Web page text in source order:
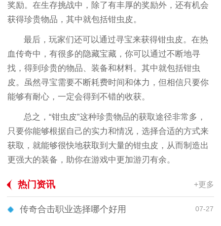
奖励。在生存挑战中，除了有丰厚的奖励外，还有机会
获得珍贵物品，其中就包括钳虫皮。
最后，玩家们还可以通过寻宝来获得钳虫皮。在热
血传奇中，有很多的隐藏宝藏，你可以通过不断地寻
找，得到珍贵的物品、装备和材料。其中就包括钳虫
皮。虽然寻宝需要不断耗费时间和体力，但相信只要你
能够有耐心，一定会得到不错的收获。
总之，“钳虫皮”这种珍贵物品的获取途径非常多，
只要你能够根据自己的实力和情况，选择合适的方式来
获取，就能够很快地获取到大量的钳虫皮，从而制造出
更强大的装备，助你在游戏中更加游刃有余。
热门资讯 +更多
传奇合击职业选择哪个好用 07-27